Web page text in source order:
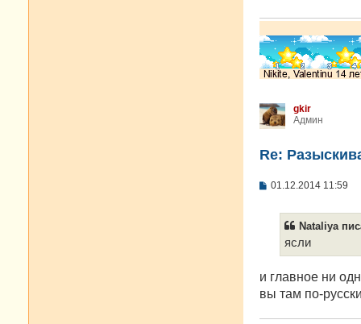
н
е
gkir
Админ
Re:
С
е
01.12.2014 11:59
Nataliya
ясли
и главное ни
вы там по-